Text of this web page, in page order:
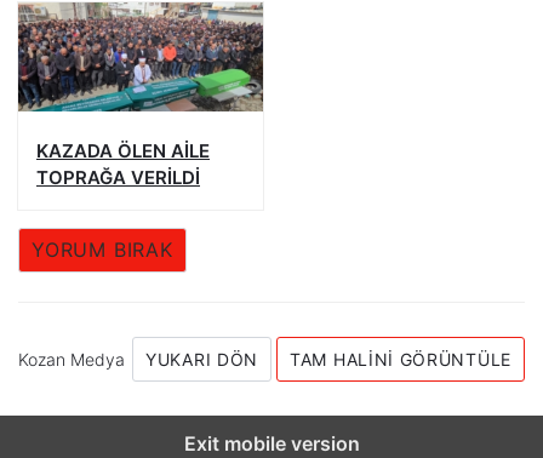
KAZADA ÖLEN AİLE
TOPRAĞA VERİLDİ
YORUM BIRAK
Kozan Medya YUKARI DÖN TAM HALINI GÖRÜNTÜLE
Exit mobile version